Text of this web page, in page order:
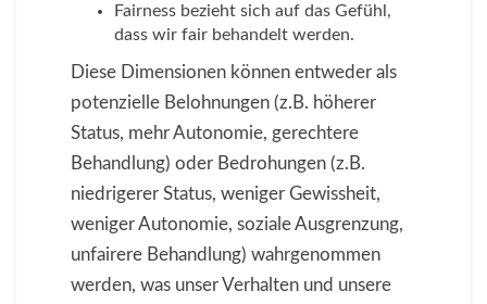
Fairness bezieht sich auf das Gefühl,
dass wir fair behandelt werden.
Diese Dimensionen können entweder als
potenzielle Belohnungen (z.B. höherer
Status, mehr Autonomie, gerechtere
Behandlung) oder Bedrohungen (z.B.
niedrigerer Status, weniger Gewissheit,
weniger Autonomie, soziale Ausgrenzung,
unfairere Behandlung) wahrgenommen
werden, was unser Verhalten und unsere